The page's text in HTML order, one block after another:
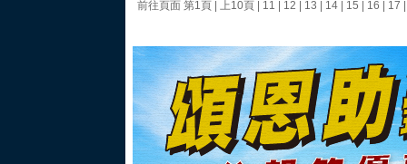
前往頁面 第1頁 上10頁 11 12 13 14 15 16 17